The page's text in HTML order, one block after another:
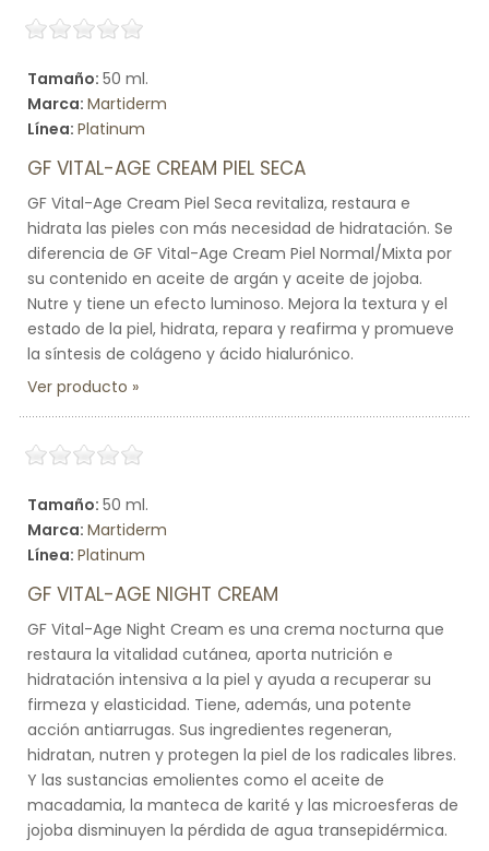
Tamaño: 50 ml.
Marca: Martiderm
Línea: Platinum
GF VITAL-AGE CREAM PIEL SECA
GF Vital-Age Cream Piel Seca revitaliza, restaura e
hidrata las pieles con más necesidad de hidratación. Se
diferencia de GF Vital-Age Cream Piel Normal/Mixta por
su contenido en aceite de argán y aceite de jojoba.
Nutre y tiene un efecto luminoso. Mejora la textura y el
estado de la piel, hidrata, repara y reafirma y promueve
la síntesis de colágeno y ácido hialurónico.
Ver producto
Tamaño: 50 ml.
Marca: Martiderm
Línea: Platinum
GF VITAL-AGE NIGHT CREAM
GF Vital-Age Night Cream es una crema nocturna que
restaura la vitalidad cutánea, aporta nutrición e
hidratación intensiva a la piel y ayuda a recuperar su
firmeza y elasticidad. Tiene, además, una potente
acción antiarrugas. Sus ingredientes regeneran,
hidratan, nutren y protegen la piel de los radicales libres.
Y las sustancias emolientes como el aceite de
macadamia, la manteca de karité y las microesferas de
jojoba disminuyen la pérdida de agua transepidérmica.